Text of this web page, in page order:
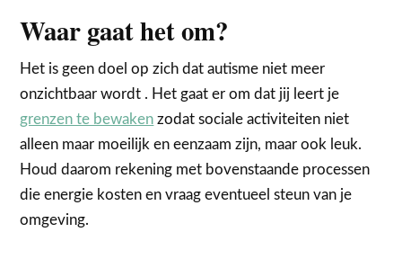
Waar gaat het om?
Het is geen doel op zich dat autisme niet meer
onzichtbaar wordt . Het gaat er om dat jij leert je
grenzen te bewaken zodat sociale activiteiten niet
alleen maar moeilijk en eenzaam zijn, maar ook leuk.
Houd daarom rekening met bovenstaande processen
die energie kosten en vraag eventueel steun van je
omgeving.